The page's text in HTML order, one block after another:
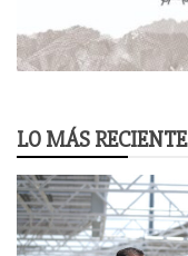
LO MÁS RECIENTE